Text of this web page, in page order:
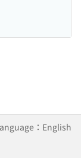
：English